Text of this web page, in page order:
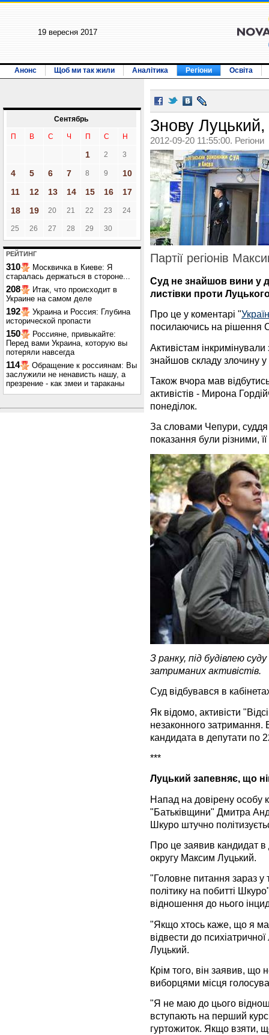
19 вересня 2017
Анонс Щоб ми так жили Аналітика Регіони Освіта
Сентябрь
П В С Ч П С Н
1 2 3
4 5 6 7 8 9
10
11
12 13 14 15 16
17
18
19 20 21 22 23 24
25 26 27 28 29 30
РЕЙТИНГ
310
Москвичка в Киеве: Я
старалась держаться в стороне...
208
Итак, что происходит в
Украине на самом деле
192
Украина и Россия: Глубина
исторической пропасти
150
Россияне, привыкайте:
Перед вами Украина, которую вы
потеряли навсегда
114
Обращение к россиянам: Вы
заслужили не ненависть нашу, а
презрение - как змеи и тараканы
Знову
2012-09-20 11:55:00. Регіони
Партії регіонів
Суд не знайшов вини у
листівки проти
Про це у коментарі "
посилаючись на рішення
Активістам інкримінували
знайшов складу злочину у
Також вчора мав
активістів - Мирона
понеділок.
За словами Чепури, суддя
показання були різними,
З ранку, під будівлею
затриманих активістів.
Суд відбувався в
Як відомо, активісти
незаконного затримання.
кандидата в депутати по
***
Луцький запевняє, що
Напад на довірену особу
"Батьківщини" Дмитра
Шкуро штучно
Про це заявив кандидат в
округу Максим Луцький.
"Головне питання зараз у
політику на побитті
відношення до нього
"Якщо хтось каже, що я
відвести до
Луцький.
Крім того, він заявив,
виборцями місця
"Я не маю до цього
вступають на перший
гуртожиток. Якщо взяти,